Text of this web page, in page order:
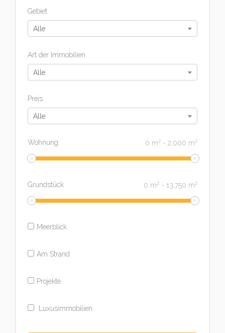
Gebiet
Alle
Art der Immobilien
Alle
Preis
Alle
Wohnung 0 m2 - 2,000 m2
Grundstück 0 m2 - 13,750 m2
Meerblick
Am Strand
Projekte
Luxusimmobilien